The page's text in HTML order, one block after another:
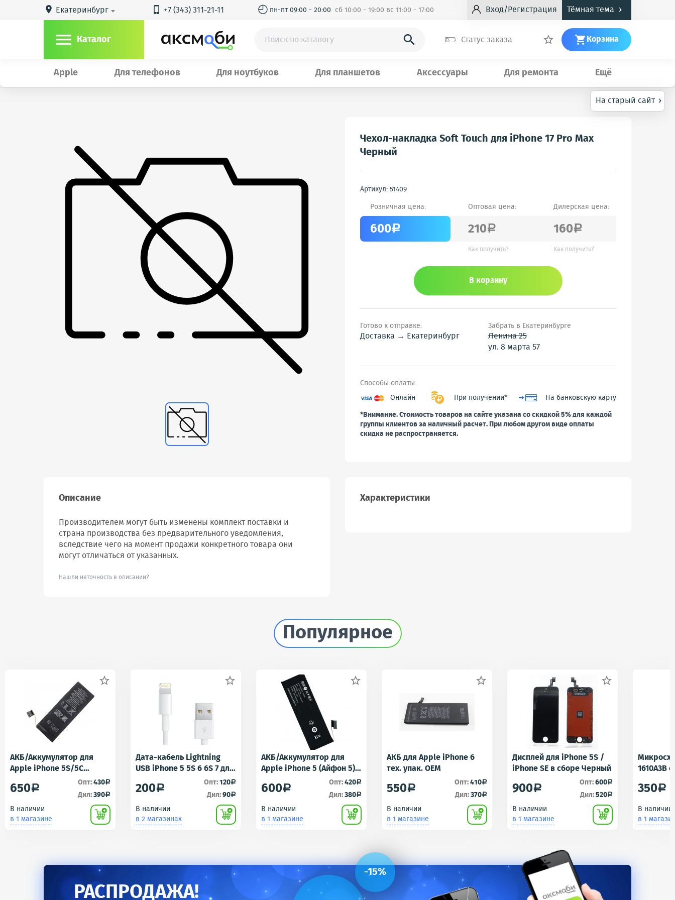
На старый сайт ›
 Екатеринбург  +7 (343) 311-21-11 ◴ пн-пт 09:00 - 20:00 сб 10:00 - 19:00 вс 11:00 - 17:00 Вход/Регистрация Тёмная тема ›
 Каталог  Статус заказа  Корзина
Apple Для телефонов Для ноутбуков Для планшетов Аксессуары Для ремонта Ещё
Чехол-накладка Soft Touch для iPhone 17 Pro Max
Черный
Артикул: 51409
Розничная цена:
600a
Оптовая цена:
210a
Как получить?
Дилерская цена:
160a
Как получить?
В корзину
Готово к отправке:
Доставка → Екатеринбург
Забрать в Екатеринбурге
Ленина 25
ул. 8 марта 57
Способы оплаты
Онлайн
При получении*
На банковскую карту
*Внимание. Стоимость товаров на сайте указана со скидкой 5% для каждой
группы клиентов за наличный расчет. При любом другом виде оплаты
скидка не распространяется.
Описание
Производителем могут быть изменены комплект поставки и
страна производства без предварительного уведомления,
вследствие чего на момент продажи конкретного товара они
могут отличаться от указанных.
Нашли неточность в описании?
Характеристики
Популярное

АКБ/Аккумулятор для
Apple iPhone 5S/5C
(Айфон 5C/5Ц) тех. упак.
OEM
650a Опт:430a
Дил:390a
В наличии
в 1 магазине

Дата-кабель Lightning
USB iPhone 5 5S 6 6S 7 для
iPad 4 iPad mini iPad Air -
AA
200a Опт:120a
Дил:90a
В наличии
в 2 магазинах

АКБ/Аккумулятор для
Apple iPhone 5 (Айфон 5)
600a Опт:420a
Дил:380a
В наличии
в 1 магазине

АКБ для Apple iPhone 6
тех. упак. OEM
550a Опт:410a
Дил:370a
В наличии
в 1 магазине

Дисплей для iPhone 5S /
iPhone SE в сборе Черный
900a Опт:600a
Дил:520a
В наличии
в 1 магазине
1610A3B
U2 Tristar
350a
В наличии
в 1
РАСПРОДАЖА!
-15%